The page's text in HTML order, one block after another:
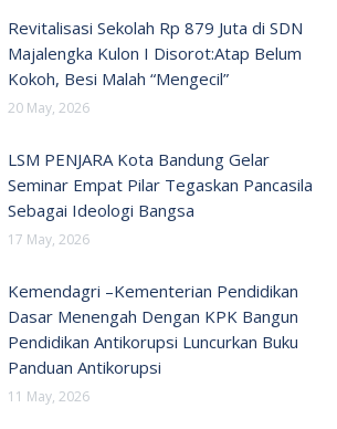
Revitalisasi Sekolah Rp 879 Juta di SDN
Majalengka Kulon I Disorot:Atap Belum
Kokoh, Besi Malah “Mengecil”
20 May, 2026
LSM PENJARA Kota Bandung Gelar
Seminar Empat Pilar Tegaskan Pancasila
Sebagai Ideologi Bangsa
17 May, 2026
Kemendagri –Kementerian Pendidikan
Dasar Menengah Dengan KPK Bangun
Pendidikan Antikorupsi Luncurkan Buku
Panduan Antikorupsi
11 May, 2026